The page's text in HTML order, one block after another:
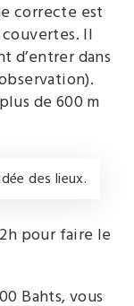
correcte est
Il
d’entrer dans
de 600 m
des lieux.
pour faire le
Bahts, vous